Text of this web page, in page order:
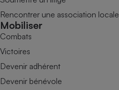
Rencontrer une association locale
Mobiliser
Combats
Victoires
Devenir adhérent
Devenir bénévole